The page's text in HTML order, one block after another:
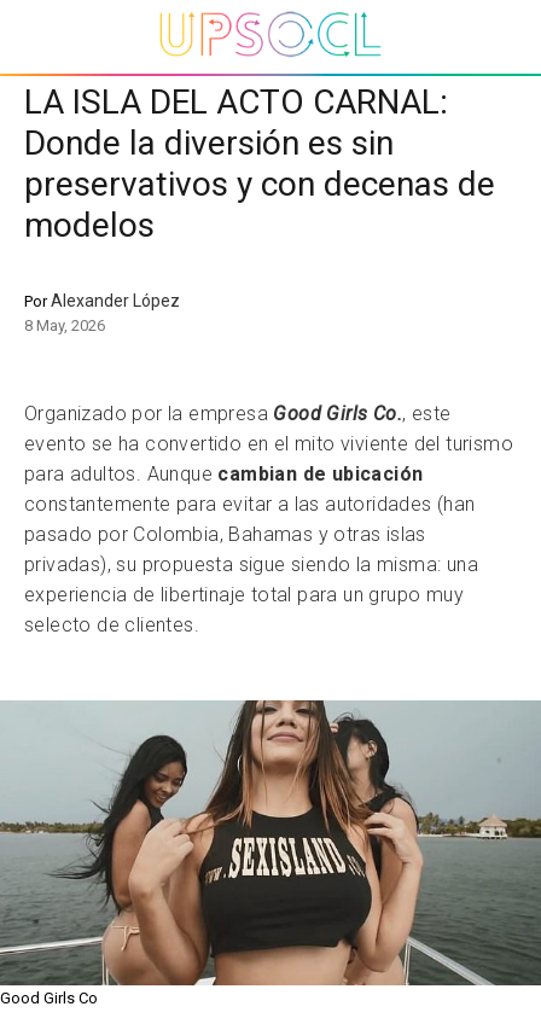
LA ISLA DEL ACTO CARNAL:
Donde la diversión es sin
preservativos y con decenas de
modelos
PorAlexander López
8 May, 2026
Organizado por la empresa Good Girls Co., este
evento se ha convertido en el mito viviente del turismo
para adultos. Aunque cambian de ubicación
constantemente para evitar a las autoridades (han
pasado por Colombia, Bahamas y otras islas
privadas), su propuesta sigue siendo la misma: una
experiencia de libertinaje total para un grupo muy
selecto de clientes.
Good Girls Co